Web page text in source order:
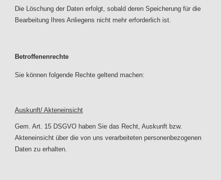
Die Löschung der Daten erfolgt, sobald deren Speicherung für die
Bearbeitung Ihres Anliegens nicht mehr erforderlich ist.
Betroffenenrechte
Sie können folgende Rechte geltend machen:
Auskunft/ Akteneinsicht
Gem. Art. 15 DSGVO haben Sie das Recht, Auskunft bzw.
Akteneinsicht über die von uns verarbeiteten personenbezogenen
Daten zu erhalten.